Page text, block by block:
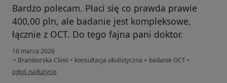
Bardzo polecam. Płaci się co prawda prawie
400,00 pln, ale badanie jest kompleksowe,
łącznie z OCT. Do tego fajna pani doktor.
16 marca 2026
• Braniborska Clinic • konsultacja okulistyczna + badanie OCT •
w opinii użytkownika MK
zgłoś nadużycie